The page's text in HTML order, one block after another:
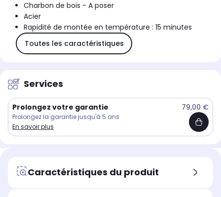
Charbon de bois - A poser
Acier
Rapidité de montée en température : 15 minutes
Toutes les caractéristiques
Services
Prolongez votre garantie 79,00 €
Prolongez la garantie jusqu'à 5 ans
En savoir plus
Caractéristiques du produit